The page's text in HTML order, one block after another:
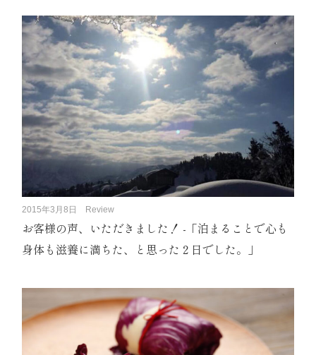
2015年3月8日 Review
お客様の声、いただきました！ -「泊まることで心も
身体も滋養に満ちた、と思った２日でした。」